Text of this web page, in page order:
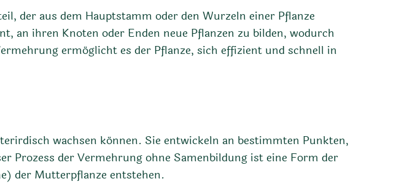
der aus dem Hauptstamm oder den Wurzeln einer Pflanze
an ihren Knoten oder Enden neue Pflanzen zu bilden, wodurch
ermöglicht es der Pflanze, sich effizient und schnell in
wachsen können. Sie entwickeln an bestimmten Punkten,
Prozess der Vermehrung ohne Samenbildung ist eine Form der
der Mutterpflanze entstehen.